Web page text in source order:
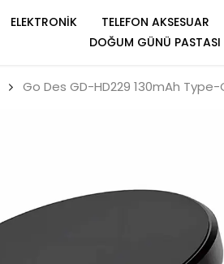
ELEKTRONİK TELEFON AKSESUAR
DOĞUM GÜNÜ PASTASI
Go Des GD-HD229 130mAh